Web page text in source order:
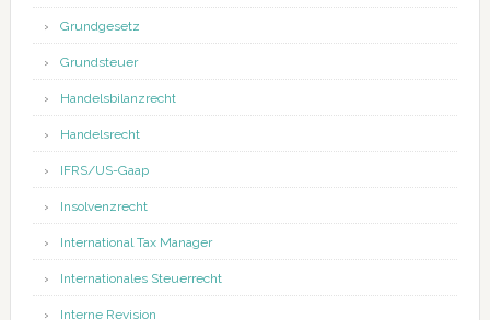
Grundgesetz
Grundsteuer
Handelsbilanzrecht
Handelsrecht
IFRS/US-Gaap
Insolvenzrecht
International Tax Manager
Internationales Steuerrecht
Interne Revision